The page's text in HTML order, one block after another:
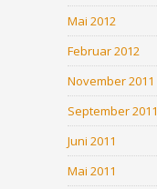
Mai 2012
Februar 2012
November 2011
September 2011
Juni 2011
Mai 2011